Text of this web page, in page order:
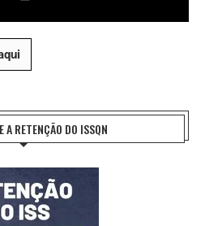
A RETENÇÃO DO ISSQN